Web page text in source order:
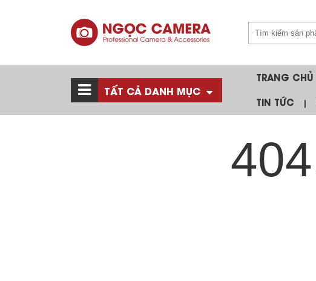
TẤT CẢ DANH MỤC
TRANG CHỦ
TIN TỨC |
404